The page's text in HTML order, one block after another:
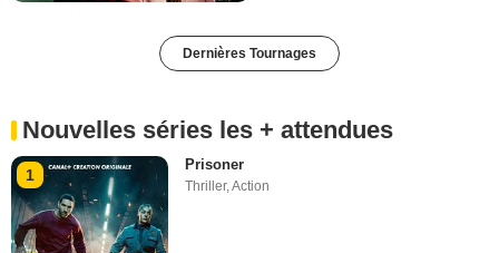
Dernières Tournages
Nouvelles séries les + attendues
1
Prisoner
Thriller,Action